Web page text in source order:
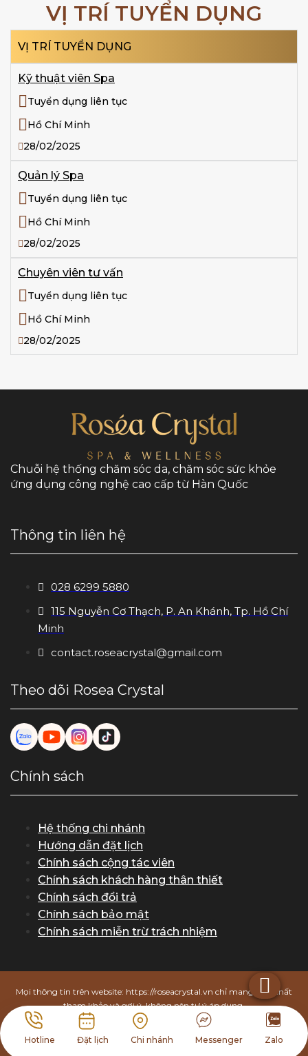
VỊ TRÍ TUYỂN DỤNG
VỊ TRÍ TUYỂN DỤNG
Kỹ thuật viên Spa
Tuyển dụng liên tục
Hồ Chí Minh
28/02/2025
Quản lý Spa
Tuyển dụng liên tục
Hồ Chí Minh
28/02/2025
Chuyên viên tư vấn
Tuyển dụng liên tục
Hồ Chí Minh
28/02/2025
Chuỗi hệ thống chăm sóc da, chăm sóc sức khỏe
ứng dụng công nghệ cao cấp từ Hàn Quốc
Thông tin liên hệ
028 6299 5880
115 Nguyễn Cơ Thạch, P. An Khánh, Tp. Hồ Chí
Minh
contact.roseacrystal@gmail.com
Theo dõi Rosea Crystal
Chính sách
Hệ thống chi nhánh
Hướng dẫn đặt lịch
Chính sách cộng tác viên
Chính sách khách hàng thân thiết
Chính sách đổi trả
Chính sách bảo mật
Chính sách miễn trừ trách nhiệm
Hotline Đặt lịch Chi nhánh Messenger Zalo
Mọi thông tin trên website: https://roseacrystal.vn chỉ mang tính chất
tham khảo và gợi ý, không nên tự ý áp dụng.
Rosea Crystal từ chối chịu trách nhiệm trong trường hợp khách hàng
tự tiện thực hiện các phương pháp làm đẹp mà không tuân theo
hướng dẫn và chỉ định của bác sĩ, chuyên gia.